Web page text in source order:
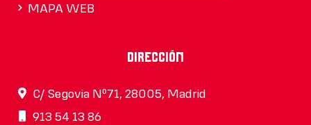
MAPA WEB
Dirección
C/ Segovia Nº71, 28005, Madrid
913 54 13 86